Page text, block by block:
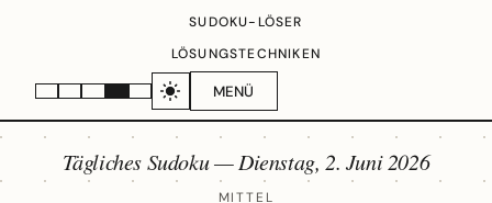
MENÜ
SUDOKU-LÖSER
LÖSUNGSTECHNIKEN
Tägliches Sudoku —Dienstag, 2. Juni 2026
MITTEL